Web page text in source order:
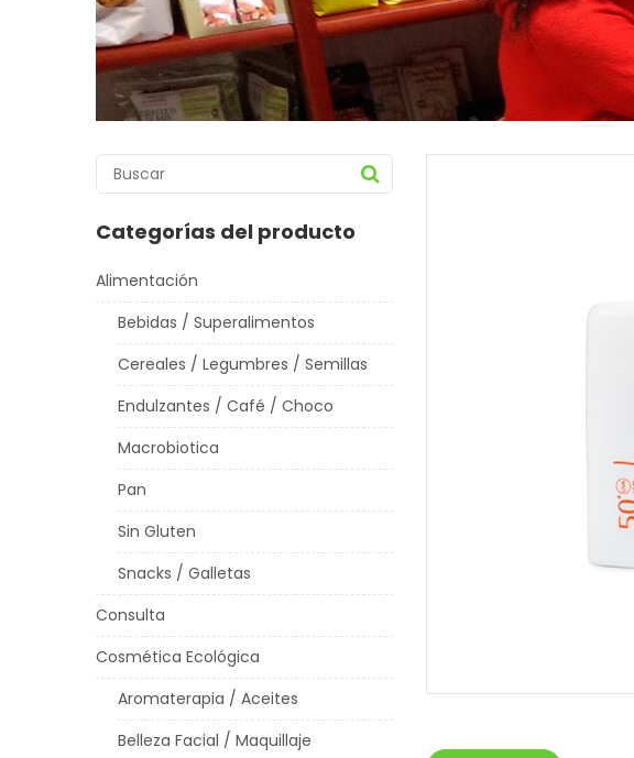
Categorías del producto
Alimentación
Bebidas / Superalimentos
Cereales / Legumbres / Semillas
Endulzantes / Café / Choco
Macrobiotica
Pan
Sin Gluten
Snacks / Galletas
Consulta
Cosmética Ecológica
Aromaterapia / Aceites
Belleza Facial / Maquillaje